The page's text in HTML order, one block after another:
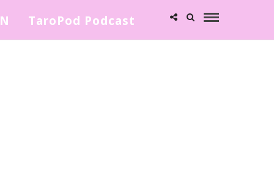
TaroPod Podcast